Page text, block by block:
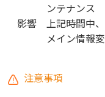
ンテナンス
影響
上記時間中
メイン情報
注意事項